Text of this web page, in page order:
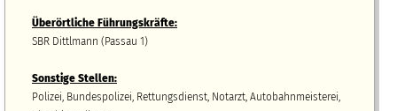
Überörtliche Führungskräfte:
SBR Dittlmann (Passau 1)
Sonstige Stellen:
Polizei, Bundespolizei, Rettungsdienst, Notarzt, Autobahnmeisterei,